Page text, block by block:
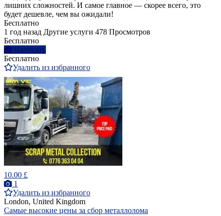
лишних сложностей. И самое главное — скорее всего, это
будет дешевле, чем вы ожидали!
Бесплатно
1 год назад Другие услуги 478 Просмотров
Бесплатно
Написать
Бесплатно
Удалить из избранного
10.00 £
1
Удалить из избранного
London, United Kingdom
Самые высокие цены за сбор металлолома